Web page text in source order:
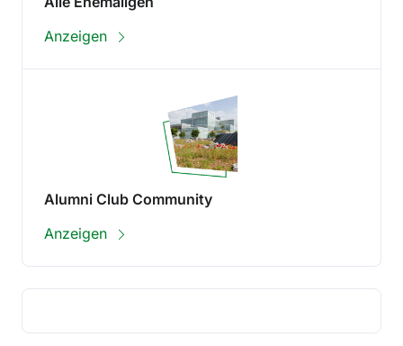
Anzeigen
Alumni Club Community
Anzeigen